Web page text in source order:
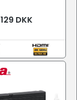
129 DKK